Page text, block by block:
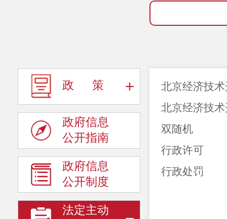
政 策
政府信息
公开指南
政府信息
公开制度
法定主动
北京经济技
北京经济技
双随机
行政许可
行政处罚